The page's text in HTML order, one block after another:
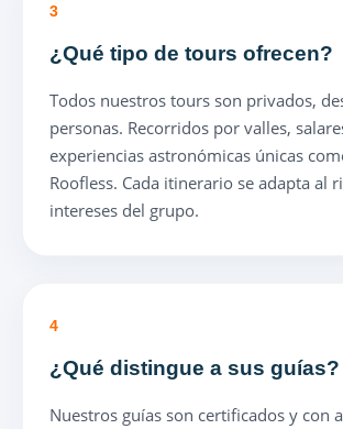
3
¿Qué tipo de tours ofrecen?
Todos nuestros tours son privados,
personas. Recorridos por valles,
experiencias astronómicas únicas
Roofless. Cada itinerario se adapta al
intereses del grupo.
4
¿Qué distingue a sus guías?
Nuestros guías son certificados y con